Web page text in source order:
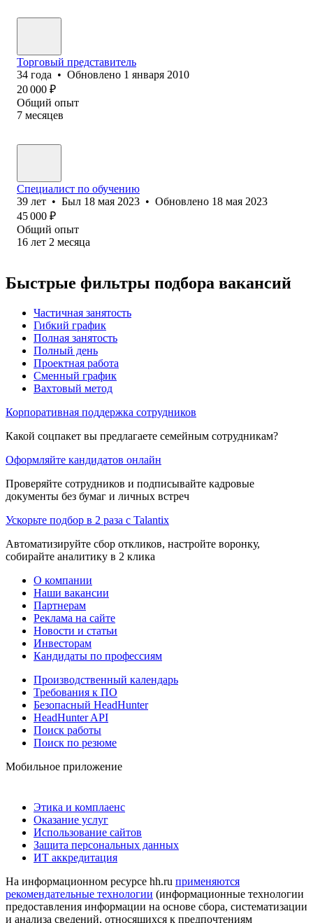
Торговый представитель
34 года • Обновлено 1 января 2010
20 000 ₽
Общий опыт
7 месяцев
Специалист по обучению
39 лет • Был 18 мая 2023 • Обновлено 18 мая 2023
45 000 ₽
Общий опыт
16 лет 2 месяца
Быстрые фильтры подбора вакансий
Частичная занятость
Гибкий график
Полная занятость
Полный день
Проектная работа
Сменный график
Вахтовый метод
Корпоративная поддержка сотрудников
Какой соцпакет вы предлагаете семейным сотрудникам?
Оформляйте кандидатов онлайн
Проверяйте сотрудников и подписывайте кадровые
документы без бумаг и личных встреч
Ускорьте подбор в 2 раза с Talantix
Автоматизируйте сбор откликов, настройте воронку,
собирайте аналитику в 2 клика
О компании
Наши вакансии
Партнерам
Реклама на сайте
Новости и статьи
Инвесторам
Кандидаты по профессиям
Производственный календарь
Требования к ПО
Безопасный HeadHunter
HeadHunter API
Поиск работы
Поиск по резюме
Мобильное приложение
Этика и комплаенс
Оказание услуг
Использование сайтов
Защита персональных данных
ИТ аккредитация
На информационном ресурсе hh.ru применяются
рекомендательные технологии (информационные технологии
предоставления информации на основе сбора, систематизации
и анализа сведений, относящихся к предпочтениям